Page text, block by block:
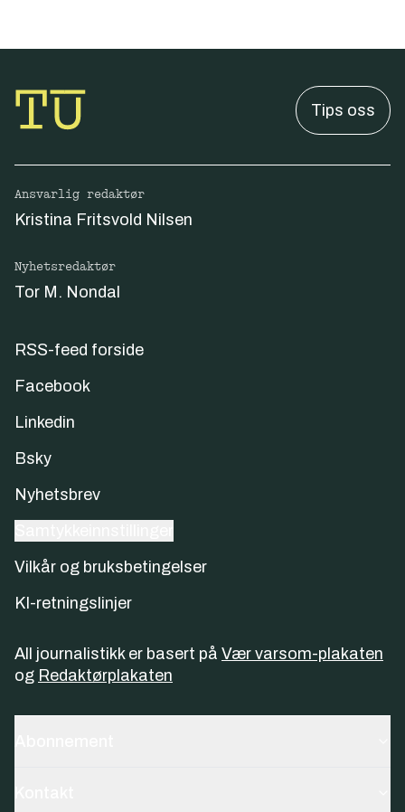
Tips oss
Ansvarlig redaktør
Kristina Fritsvold Nilsen
Nyhetsredaktør
Tor M. Nondal
RSS-feed forside
Facebook
Linkedin
Bsky
Nyhetsbrev
Vilkår og bruksbetingelser
KI-retningslinjer
All journalistikk er basert på Vær varsom-plakaten
og Redaktørplakaten